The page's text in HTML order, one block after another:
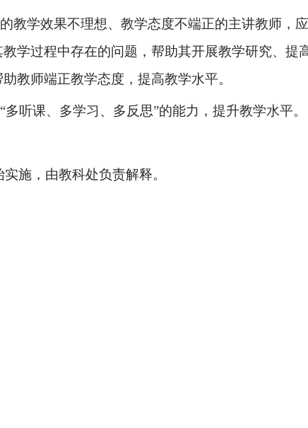
教学效果不理想、教学态度不端正的主讲教师，
学过程中存在的问题，帮助其开展教学研究、提
教师端正教学态度，提高教学水平。
听课、多学习、多反思”的能力，提升教学水平。
施，由教科处负责解释。